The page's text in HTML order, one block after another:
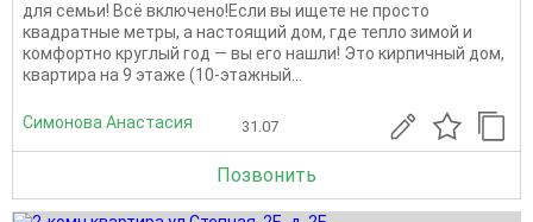
для семьи! Всё включено!Если вы ищете не просто
квадратные метры, а настоящий дом, где тепло зимой и
комфортно круглый год — вы его нашли! Это кирпичный дом,
квартира на 9 этаже (10-этажный...
Симонова Анастасия 31.07
Позвонить